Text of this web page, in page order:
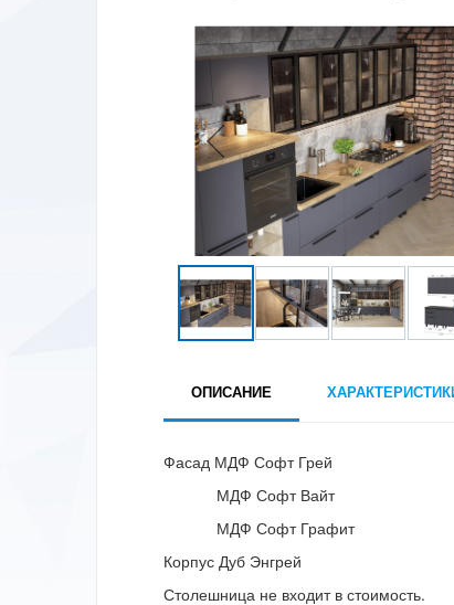
ОПИСАНИЕ
Фасад МДФ Софт Грей
МДФ Софт Вайт
МДФ Софт Графит
Корпус Дуб Энгрей
Столешница не входит в стоимость.